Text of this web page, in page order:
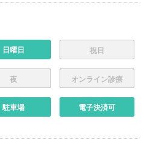
日曜日 祝日
夜 オンライン診療
駐車場 電子決済可